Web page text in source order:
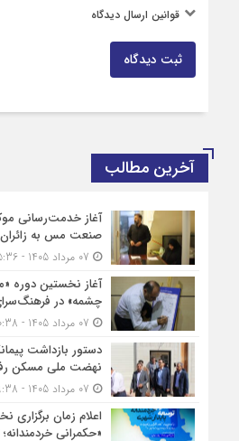
قوانین ارسال دیدگاه
ثبت دیدگاه
آخرین مطالب
آغاز خدمت‌رسانی
صنعت مس به زائران
آغاز نخستین دوره
چشمه» در
نهضت ملی مسکن
اعلام زمان
«حکمرانی